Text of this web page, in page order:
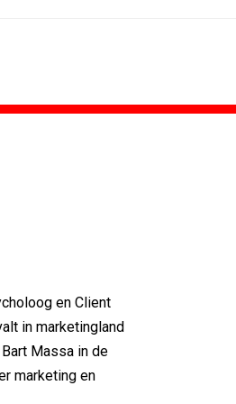
en Client
in marketingland
Massa in de
marketing en
genomineerden voor Ster...
van der Linden blijft...